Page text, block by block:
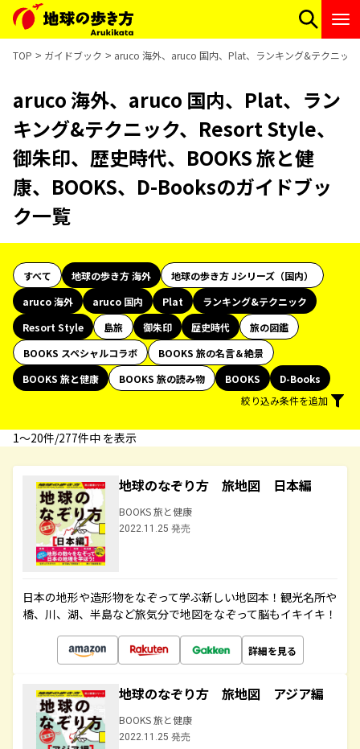
TOP ガイドブック aruco 海外、aruco 国内、Plat、ランキング&テクニッ
aruco 海外、aruco 国内、Plat、ラン
キング&テクニック、Resort Style、
御朱印、歴史時代、BOOKS 旅と健
康、BOOKS、D-Booksのガイドブッ
ク一覧
すべて 地球の歩き方 海外
地球の歩き方 Jシリーズ（国内）
aruco 海外
aruco 国内 Plat
ランキング&テクニック
Resort Style
島旅 御朱印 歴史時代
旅の図鑑
BOOKS スペシャルコラボ
BOOKS 旅の名言＆絶景
BOOKS 旅と健康
BOOKS 旅の読み物 BOOKS
D-Books
絞り込み条件を追加
1〜20件/277件中 を表示
地球のなぞり方 旅地図 日本編
BOOKS 旅と健康
2022.11.25 発売
日本の地形や造形物をなぞって学ぶ新しい地図本！観光名所や
橋、川、湖、半島など旅気分で地図をなぞって脳もイキイキ！
詳細を見る
地球のなぞり方 旅地図 アジア編
BOOKS 旅と健康
2022.11.25 発売